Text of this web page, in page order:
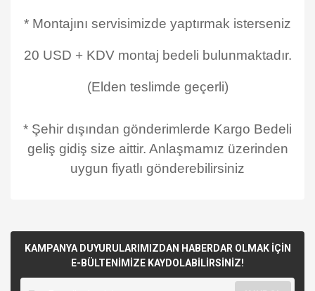
* Montajını servisimizde yaptırmak isterseniz
20 USD + KDV montaj bedeli bulunmaktadır.
(Elden teslimde geçerli)
* Şehir dışından gönderimlerde Kargo Bedeli
geliş gidiş size aittir. Anlaşmamız üzerinden
uygun fiyatlı gönderebilirsiniz
KAMPANYA DUYURULARIMIZDAN HABERDAR OLMAK İÇİN
E-BÜLTENİMİZE KAYDOLABİLİRSİNİZ!